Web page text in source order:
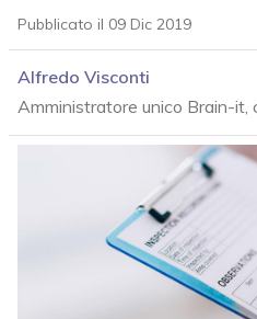
Pubblicato il 09 Dic 2019
Alfredo Visconti
Amministratore unico Brain-